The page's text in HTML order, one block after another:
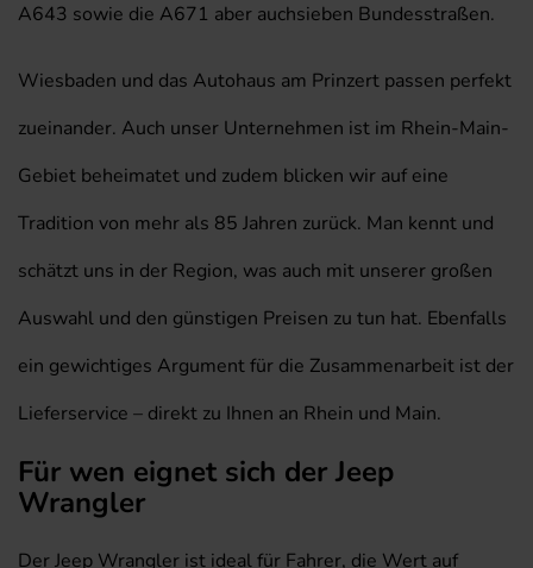
A643 sowie die A671 aber auchsieben Bundesstraßen.
Wiesbaden und das Autohaus am Prinzert passen perfekt
zueinander. Auch unser Unternehmen ist im Rhein-Main-
Gebiet beheimatet und zudem blicken wir auf eine
Tradition von mehr als 85 Jahren zurück. Man kennt und
schätzt uns in der Region, was auch mit unserer großen
Auswahl und den günstigen Preisen zu tun hat. Ebenfalls
ein gewichtiges Argument für die Zusammenarbeit ist der
Lieferservice – direkt zu Ihnen an Rhein und Main.
Für wen eignet sich der Jeep
Wrangler
Der Jeep Wrangler ist ideal für Fahrer, die Wert auf